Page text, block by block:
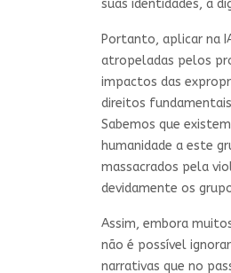
suas identidades, a
Portanto, aplicar na
atropeladas pelos
impactos das
direitos
Sabemos que
humanidade a este
massacrados pela
devidamente os
Assim, embora
não é possível
narrativas que no